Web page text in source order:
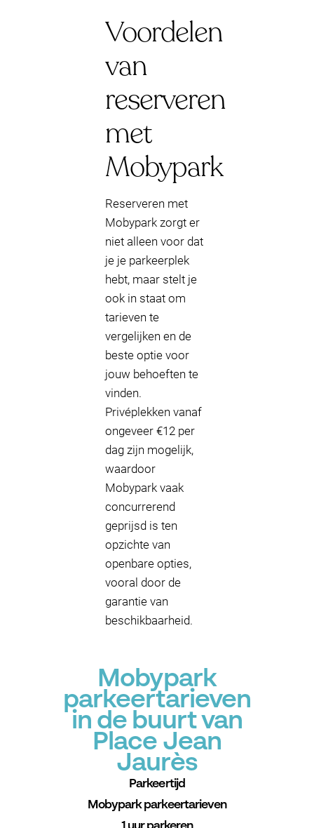
Voordelen
van
reserveren
met
Mobypark
Reserveren met
Mobypark zorgt er
niet alleen voor dat
je je parkeerplek
hebt, maar stelt je
ook in staat om
tarieven te
vergelijken en de
beste optie voor
jouw behoeften te
vinden.
Privéplekken vanaf
ongeveer €12 per
dag zijn mogelijk,
waardoor
Mobypark vaak
concurrerend
geprijsd is ten
opzichte van
openbare opties,
vooral door de
garantie van
beschikbaarheid.
Mobypark
parkeertarieven
in de buurt van
Place Jean
Jaurès
Parkeertijd
Mobypark parkeertarieven